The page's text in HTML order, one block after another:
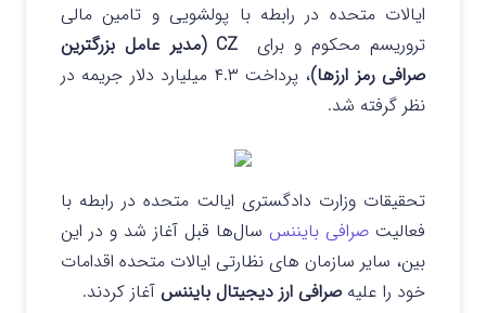
ایالات متحده در رابطه با پولشویی و تامین مالی
تروریسم محکوم و برای
CZ (مدیر عامل بزرگترین
صرافی رمز ارزها)
، پرداخت ۴.۳ میلیارد دلار جریمه در
نظر گرفته شد.
تحقیقات وزارت دادگستری ایالت متحده در رابطه با
فعالیت صرافی بایننس سال‌ها قبل آغاز شد و در این
بین، سایر سازمان های نظارتی ایالات متحده اقدامات
خود را علیهصرافی ارز دیجیتال بایننس آغاز کردند.